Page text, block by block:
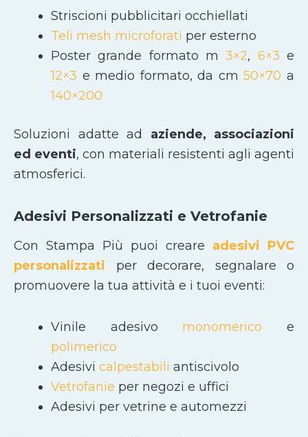
Striscioni pubblicitari occhiellati
Teli mesh microforati per esterno
Poster grande formato m3×2, 6×3 e
12×3 e medio formato, da cm50×70 a
140×200
Soluzioni adatte ad aziende, associazioni
ed eventi, con materiali resistenti agli agenti
atmosferici.
Adesivi Personalizzati e Vetrofanie
Con Stampa Più puoi creare adesivi PVC
personalizzati per decorare, segnalare o
promuovere la tua attività e i tuoi eventi:
Vinile adesivo monomerico e
polimerico
Adesivi calpestabili antiscivolo
Vetrofanie per negozi e uffici
Adesivi per vetrine e automezzi